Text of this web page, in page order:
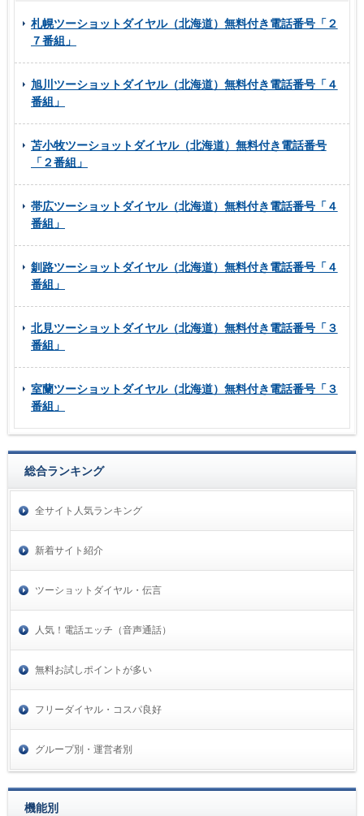
札幌ツーショットダイヤル（北海道）無料付き電話番号「２
７番組」
旭川ツーショットダイヤル（北海道）無料付き電話番号「４
番組」
苫小牧ツーショットダイヤル（北海道）無料付き電話番号
「２番組」
帯広ツーショットダイヤル（北海道）無料付き電話番号「４
番組」
釧路ツーショットダイヤル（北海道）無料付き電話番号「４
番組」
北見ツーショットダイヤル（北海道）無料付き電話番号「３
番組」
室蘭ツーショットダイヤル（北海道）無料付き電話番号「３
番組」
総合ランキング
全サイト人気ランキング
新着サイト紹介
ツーショットダイヤル・伝言
人気！電話エッチ（音声通話）
無料お試しポイントが多い
フリーダイヤル・コスパ良好
グループ別・運営者別
機能別